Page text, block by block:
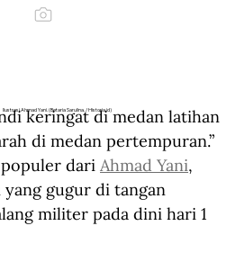
Ilustrasi Ahmad Yani. (Betaria Sarulina. /Historia.id)
keringat di medan latihan
di medan pertempuran.”
dari Ahmad Yani,
yang gugur di tangan
militer pada dini hari 1